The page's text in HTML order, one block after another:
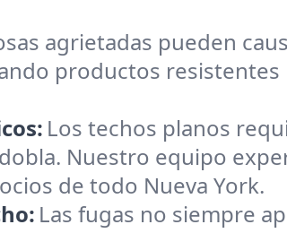
agrietadas pueden
productos
Los techos planos
Nuestro equipo
de todo Nueva York.
Las fugas no siempre